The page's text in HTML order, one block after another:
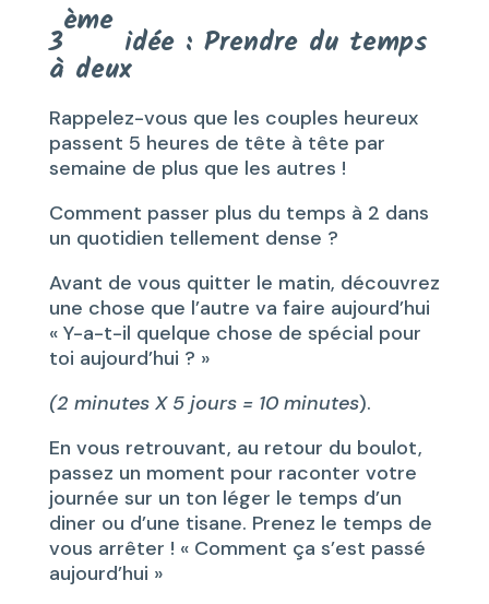
3ème idée : Prendre du temps
à deux
Rappelez-vous que les couples heureux
passent 5 heures de tête à tête par
semaine de plus que les autres !
Comment passer plus du temps à 2 dans
un quotidien tellement dense ?
Avant de vous quitter le matin, découvrez
une chose que l’autre va faire aujourd’hui
« Y-a-t-il quelque chose de spécial pour
toi aujourd’hui ? »
(2 minutes X 5 jours = 10 minutes).
En vous retrouvant, au retour du boulot,
passez un moment pour raconter votre
journée sur un ton léger le temps d’un
diner ou d’une tisane. Prenez le temps de
vous arrêter ! « Comment ça s’est passé
aujourd’hui »